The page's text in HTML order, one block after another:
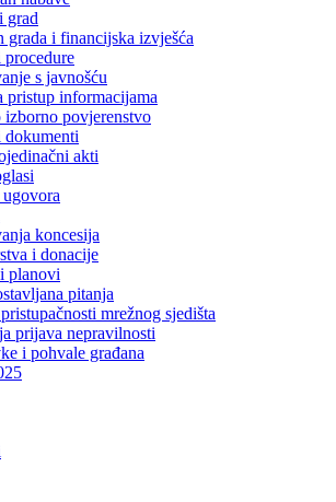
grad
grada i financijska izvješća
procedure
s javnošću
pristup informacijama
izborno povjerenstvo
dokumenti
akti
koncesija
i donacije
planovi
pitanja
mrežnog sjedišta
prijava nepravilnosti
i pohvale građana